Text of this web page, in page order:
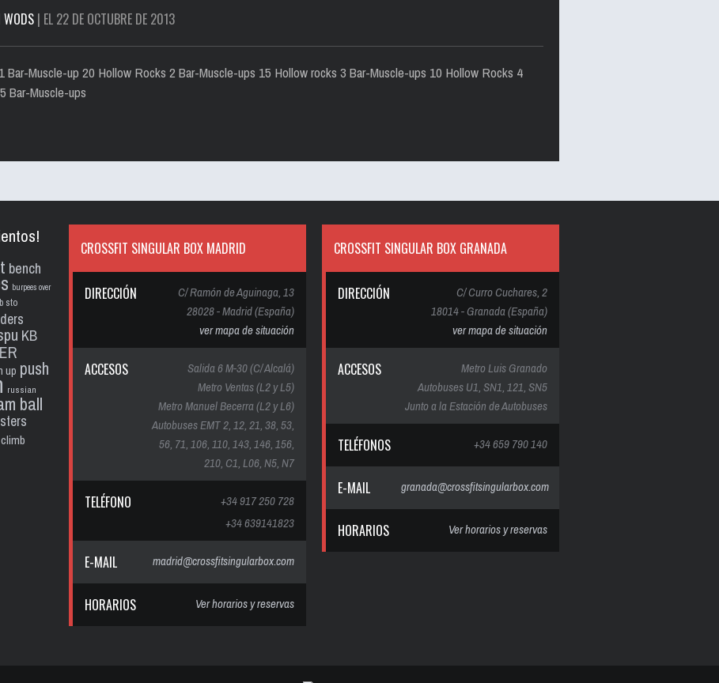
WODS | EL 22 DE OCTUBRE DE 2013
Bar-Muscle-up 20 Hollow Rocks 2 Bar-Muscle-ups 15 Hollow rocks 3 Bar-Muscle-ups 10 Hollow Rocks 4
Bar-Muscle-ups
bench
burpees over
sto
KB
up push
russian
ball
CROSSFIT SINGULAR BOX MADRID
DIRECCIÓN
C/ Ramón de Aguinaga, 13
28028 - Madrid (España)
ver mapa de situación
ACCESOS
Salida 6 M-30 (C/ Alcalá)
Metro Ventas (L2 y L5)
Metro Manuel Becerra (L2 y L6)
Autobuses EMT 2, 12, 21, 38, 53,
56, 71, 106, 110, 143, 146, 156,
210, C1, L06, N5, N7
TELÉFONO
+34 917 250 728
+34 639141823
E-MAIL madrid@crossfitsingularbox.com
HORARIOS Ver horarios y reservas
CROSSFIT SINGULAR BOX GRANADA
DIRECCIÓN
C/ Curro Cuchares, 2
18014 - Granada (España)
ver mapa de situación
ACCESOS
Metro Luis Granado
Autobuses U1, SN1, 121, SN5
Junto a la Estación de Autobuses
TELÉFONOS +34 659 790 140
E-MAIL granada@crossfitsingularbox.com
HORARIOS Ver horarios y reservas